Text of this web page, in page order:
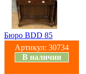
Бюро BDD 85
Артикул: 30734
В наличии